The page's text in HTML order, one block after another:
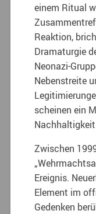
einem Ritual
Reaktion,
Dramaturgie
Neonazi-
Nebenstreite
scheinen ein
Zwischen
Ereignis.
Element im
Gedenken